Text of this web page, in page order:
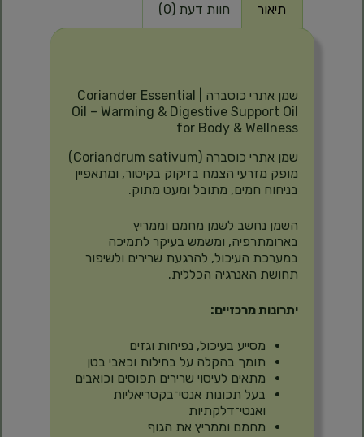
תיאור חוות דעת (0)
שמן אתרי כוסברה | Coriander Essential
Oil – Warming & Digestive Support Oil
for Body & Wellness
שמן אתרי כוסברה (Coriandrum sativum)
מופק מזרעי הצמח בזיקוק בקיטור, ומתאפיין
בניחוח חמים, מתובל ומעט מתוק.
השמן נחשב לשמן מחמם וממריץ
בארומתרפיה, ומשמש בעיקר לתמיכה
במערכת העיכול, להרגעת שרירים ולשיפור
תחושת האנרגיה הכללית.
יתרונות מרכזיים:
מסייע בעיכול, נפיחות וגזים
תומך בהקלה על בחילות וכאבי בטן
מתאים לעיסוי שרירים תפוסים וכואבים
בעל תכונות אנטי־בקטריאליות
ואנטי־דלקתיות
מחמם וממריץ את הגוף